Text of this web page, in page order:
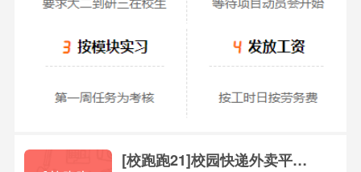
[校跑跑21]校园快递外卖平台(P2)